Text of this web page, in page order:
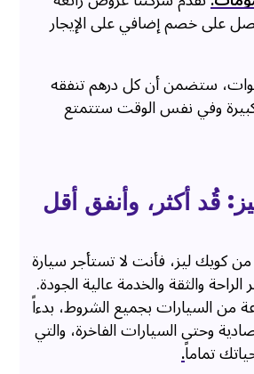
على خصم إضافي على الإيجار
ستضمن أن كل درهم تنفقه
وفي نفس الوقت ستتمتع
قُد أكثر، وأنفق أقل
كويك ليز، فأنت لا تستأجر سيارة
والثقة والخدمة عالية الجودة.
من السيارات بجميع الشروط، بدءاً
وحتى السيارات الفاخرة، والتي
تماماً.